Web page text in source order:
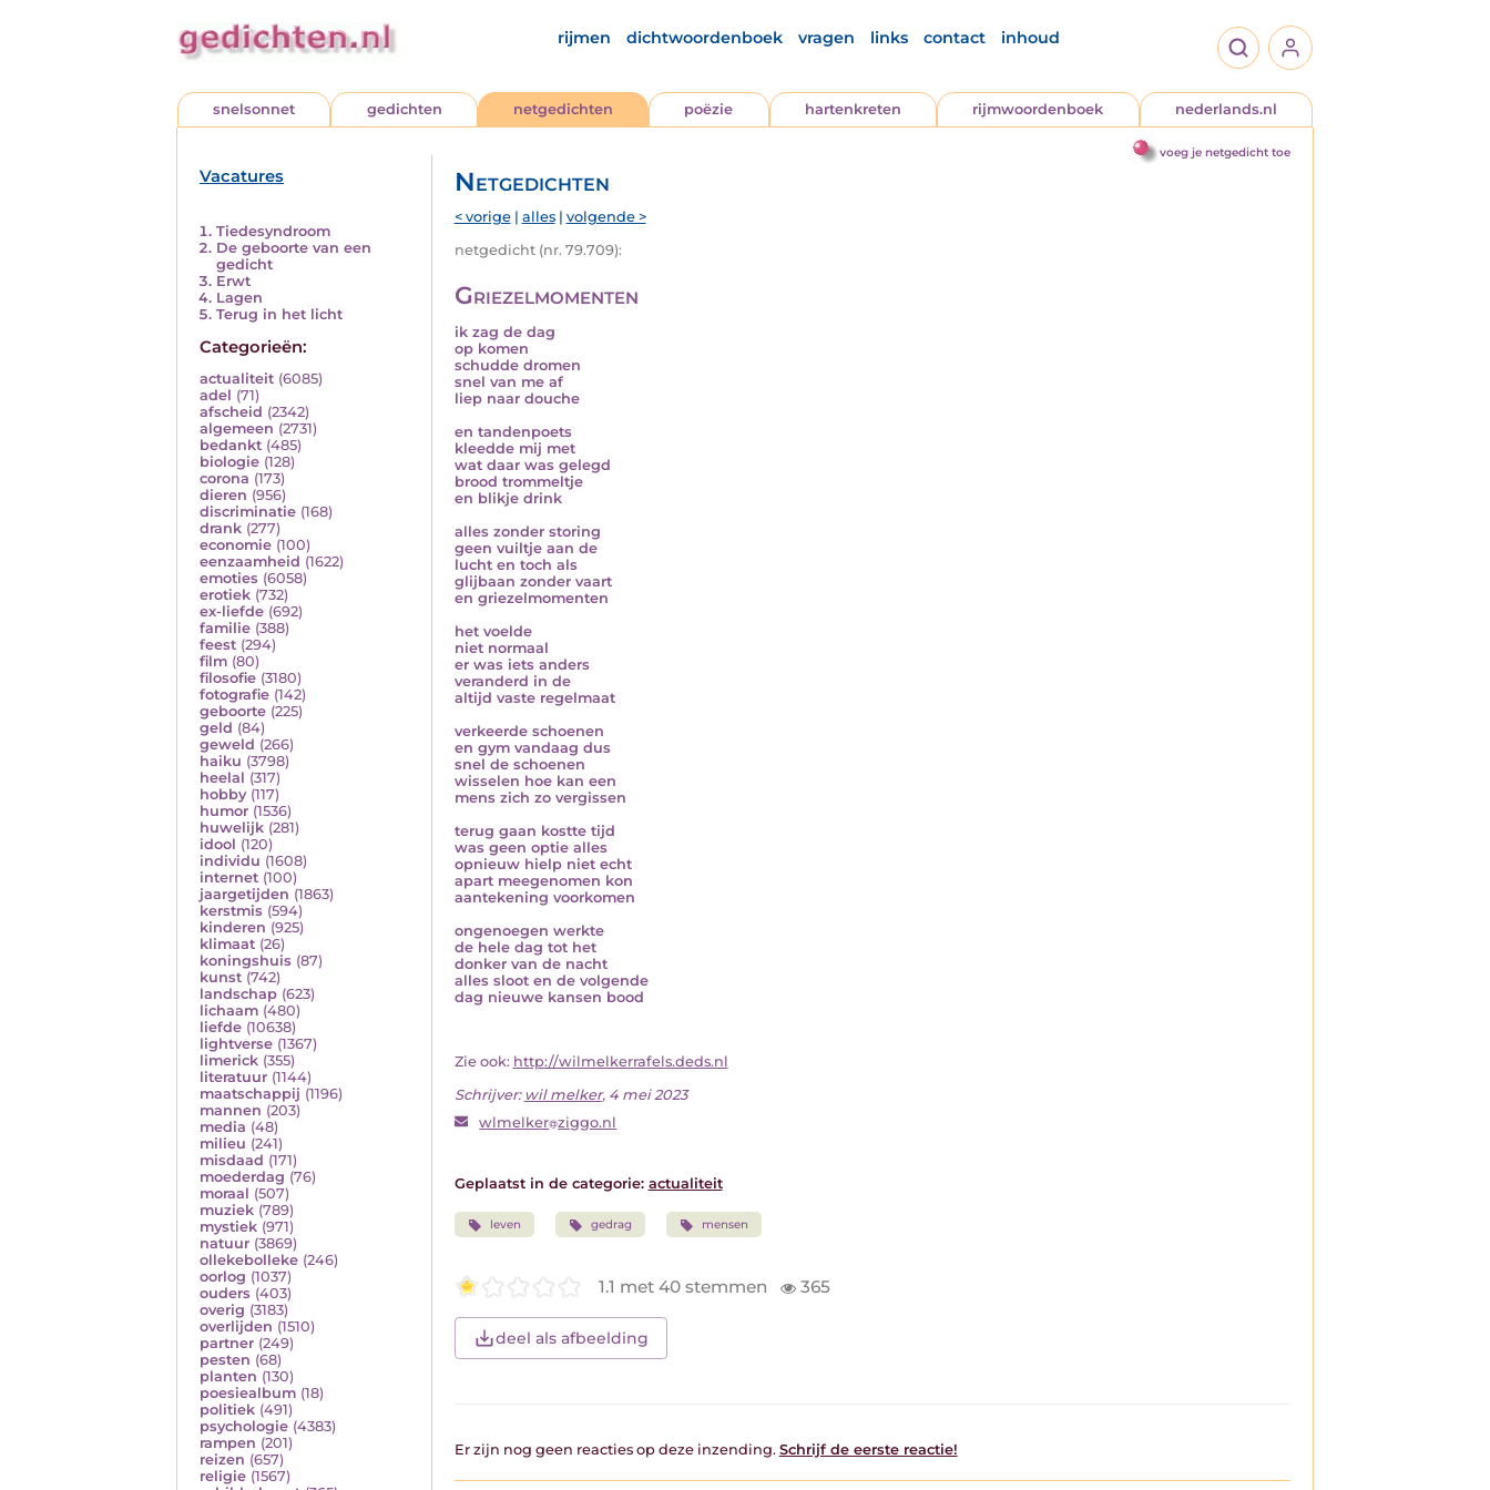
rijmen dichtwoordenboek vragen links contact inhoud
snelsonnet gedichten netgedichten poëzie hartenkreten rijmwoordenboek nederlands.nl
voeg je netgedicht toe
Vacatures
Tiedesyndroom
De geboorte van een
gedicht
Erwt
Lagen
Terug in het licht
Categorieën:
actualiteit (6085)
adel (71)
afscheid (2342)
algemeen (2731)
bedankt (485)
biologie (128)
corona (173)
dieren (956)
discriminatie (168)
drank (277)
economie (100)
eenzaamheid (1622)
emoties (6058)
erotiek (732)
ex-liefde (692)
familie (388)
feest (294)
film (80)
filosofie (3180)
fotografie (142)
geboorte (225)
geld (84)
geweld (266)
haiku (3798)
heelal (317)
hobby (117)
humor (1536)
huwelijk (281)
idool (120)
individu (1608)
internet (100)
jaargetijden (1863)
kerstmis (594)
kinderen (925)
klimaat (26)
koningshuis (87)
kunst (742)
landschap (623)
lichaam (480)
liefde (10638)
lightverse (1367)
limerick (355)
literatuur (1144)
maatschappij (1196)
mannen (203)
media (48)
milieu (241)
misdaad (171)
moederdag (76)
moraal (507)
muziek (789)
mystiek (971)
natuur (3869)
ollekebolleke (246)
oorlog (1037)
ouders (403)
overig (3183)
overlijden (1510)
partner (249)
pesten (68)
planten (130)
poesiealbum (18)
politiek (491)
psychologie (4383)
rampen (201)
reizen (657)
religie (1567)
Netgedichten
< vorige| alles| volgende >
netgedicht (nr. 79.709):
Griezelmomenten
ik zag de dag
op komen
schudde dromen
snel van me af
liep naar douche
en tandenpoets
kleedde mij met
wat daar was gelegd
brood trommeltje
en blikje drink
alles zonder storing
geen vuiltje aan de
lucht en toch als
glijbaan zonder vaart
en griezelmomenten
het voelde
niet normaal
er was iets anders
veranderd in de
altijd vaste regelmaat
verkeerde schoenen
en gym vandaag dus
snel de schoenen
wisselen hoe kan een
mens zich zo vergissen
terug gaan kostte tijd
was geen optie alles
opnieuw hielp niet echt
apart meegenomen kon
aantekening voorkomen
ongenoegen werkte
de hele dag tot het
donker van de nacht
alles sloot en de volgende
dag nieuwe kansen bood
Zie ook: http://wilmelkerrafels.deds.nl
Schrijver: wil melker, 4 mei 2023
wlmelker ziggo.nl
Geplaatst in de categorie: actualiteit
leven gedrag mensen
1.1 met 40 stemmen 365
deel als afbeelding
Er zijn nog geen reacties op deze inzending. Schrijf de eerste reactie!